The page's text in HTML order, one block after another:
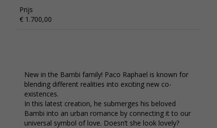
Prijs
€ 1.700,00
New in the Bambi family! Paco Raphael is known for
blending different realities into exciting new co-
existences.
In this latest creation, he submerges his beloved
Bambi into an urban romance by connecting it to our
universal symbol of love. Doesn’t she look lovely?